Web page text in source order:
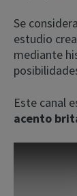
Se
estudio
mediante
Este canal
acento